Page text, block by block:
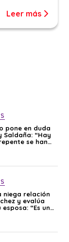
Leer más
pone en duda
Saldaña: “Hay
se han
niega relación
y evalúa
“Es una